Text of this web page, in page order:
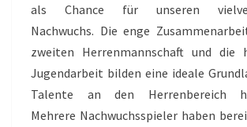
als Chance für unseren
Nachwuchs. Die enge
zweiten Herrenmannschaft und die
Jugendarbeit bilden eine ideale
Talente an den Herrenbereich
Mehrere Nachwuchsspieler haben